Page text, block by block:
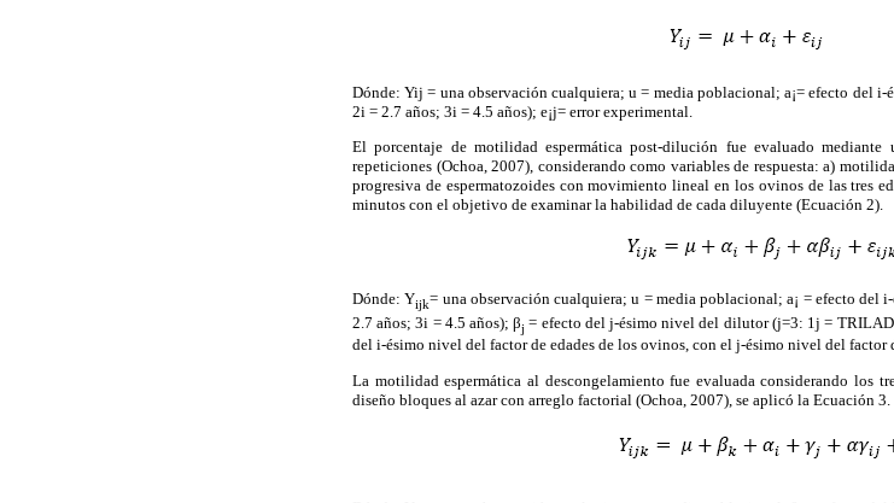
Dónde: Yij = una observación cualquiera; u = media poblacional; a¡= efecto del
2i = 2.7 años; 3i = 4.5 años); e¡j= error experimental.
El porcentaje de motilidad espermática post-dilución fue evaluado
repeticiones (Ochoa, 2007), considerando como variables de respuesta: a)
progresiva de espermatozoides con movimiento lineal en los ovinos de las tres
minutos con el objetivo de examinar la habilidad de cada diluyente (Ecuación 2).
Dónde: Yijk= una observación cualquiera; u = media poblacional; a¡ = efecto
2.7 años; 3i = 4.5 años); βj = efecto del j-ésimo nivel del dilutor (j=3: 1j =
del i-ésimo nivel del factor de edades de los ovinos, con el j-ésimo nivel del
La motilidad espermática al descongelamiento fue evaluada considerando los
diseño bloques al azar con arreglo factorial (Ochoa, 2007), se aplicó la Ecuación 3.